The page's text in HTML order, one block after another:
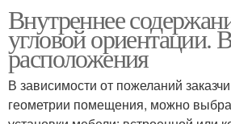
Внутреннее
угловой ориентации.
расположения
В зависимости от пожеланий
геометрии помещения, можно